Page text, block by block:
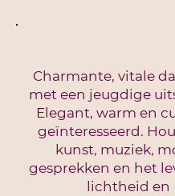
Charmante, vitale
met een jeugdige
Elegant, warm en
geïnteresseerd.
kunst, muziek,
gesprekken en het
lichtheid en